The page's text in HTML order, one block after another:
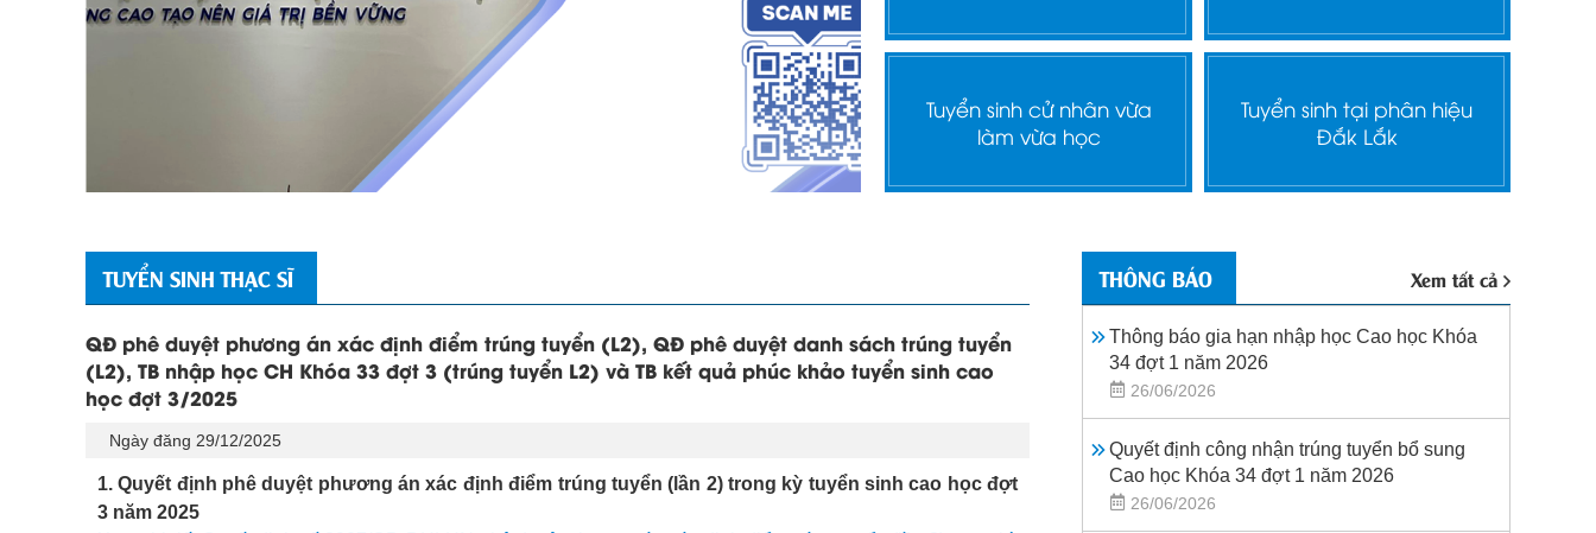
Tuyển sinh cử nhân vừa
làm vừa học
Tuyển sinh tại phân hiệu
Đắk Lắk
TUYỂN SINH THẠC SĨ
QĐ phê duyệt phương án xác định điểm trúng tuyển (L2), QĐ phê duyệt danh sách trúng tuyển
(L2), TB nhập học CH Khóa 33 đợt 3 (trúng tuyển L2) và TB kết quả phúc khảo tuyển sinh cao
học đợt 3/2025
Ngày đăng 29/12/2025
1. Quyết định phê duyệt phương án xác định điểm trúng tuyển (lần 2) trong kỳ tuyển sinh cao học đợt
3 năm 2025
THÔNG BÁO Xem tất cả
Thông báo gia hạn nhập học Cao học Khóa
34 đợt 1 năm 2026
26/06/2026
Quyết định công nhận trúng tuyển bổ sung
Cao học Khóa 34 đợt 1 năm 2026
26/06/2026